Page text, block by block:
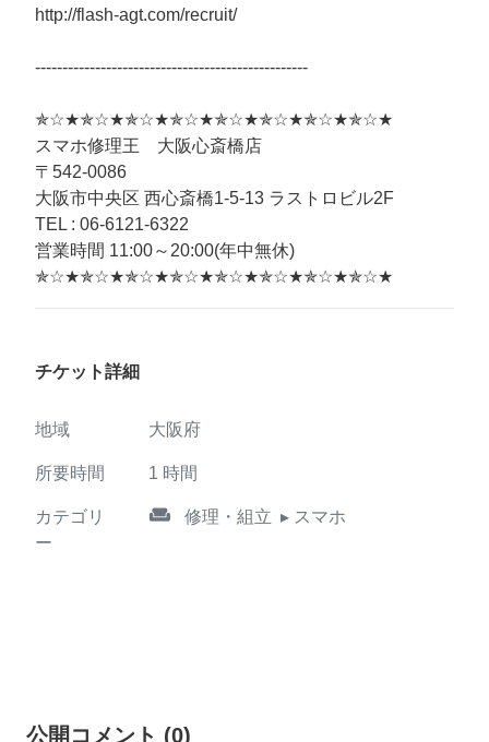
http://flash-agt.com/recruit/
--------------------------------------------------
✯☆★✯☆★✯☆★✯☆★✯☆★✯☆★✯☆★✯☆★
スマホ修理王 大阪心斎橋店
〒542-0086
大阪市中央区 西心斎橋1-5-13 ラストロビル2F
TEL : 06-6121-6322
営業時間 11:00～20:00(年中無休)
✯☆★✯☆★✯☆★✯☆★✯☆★✯☆★✯☆★✯☆★
チケット詳細
地域 大阪府
所要時間 1 時間
カテゴリ
ー
weekend 修理・組立 ▸ スマホ
公開コメント (0)